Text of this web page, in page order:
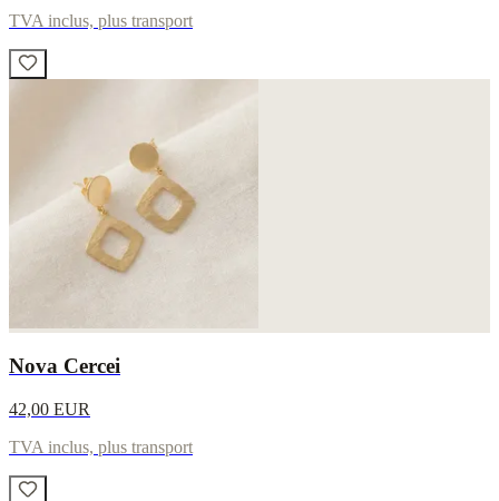
TVA inclus, plus transport
Nova Cercei
42,00 EUR
TVA inclus, plus transport